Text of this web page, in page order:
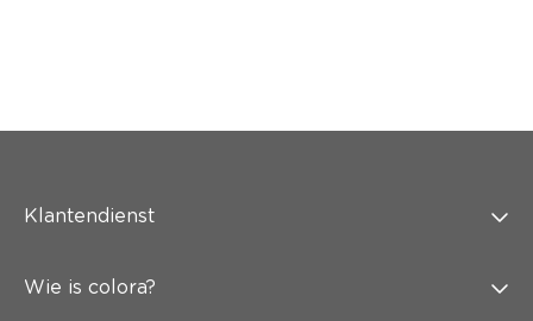
Klantendienst
Wie is colora?